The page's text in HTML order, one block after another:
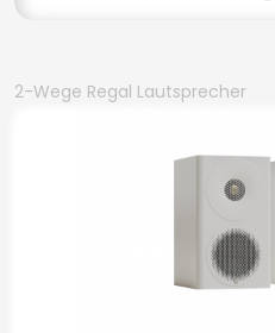
2-Wege Regal Lautsprecher